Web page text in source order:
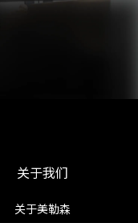
关于我们
关于美勒森